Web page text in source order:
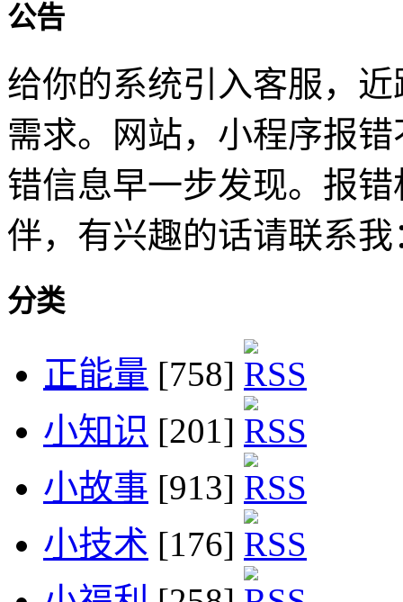
公告
给你的系统引入客服，
需求。网站，小程序报
错信息早一步发现。报
伴，有兴趣的话请联系我
分类
正能量 [758]
小知识 [201]
小故事 [913]
小技术 [176]